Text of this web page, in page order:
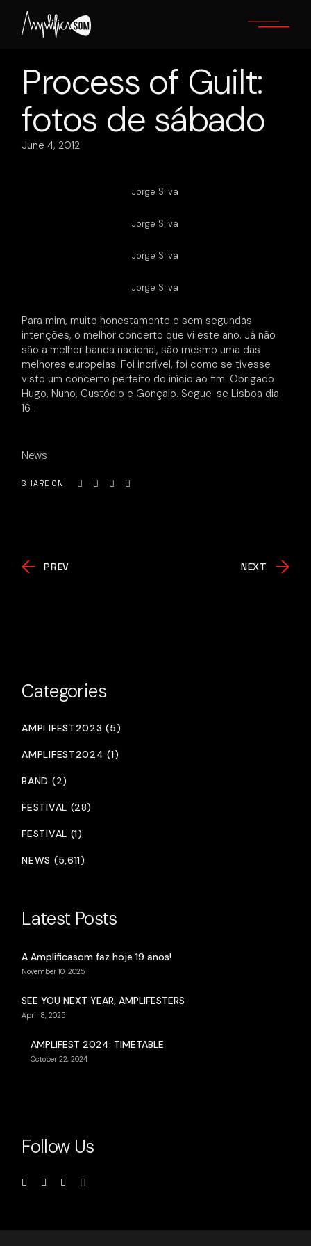
content
Process of Guilt:
fotos de sábado
June 4, 2012
Jorge Silva
Jorge Silva
Jorge Silva
Jorge Silva
Para mim, muito honestamente e sem segundas
intenções, o melhor concerto que vi este ano. Já não
são a melhor banda nacional, são mesmo uma das
melhores europeias. Foi incrível, foi como se tivesse
visto um concerto perfeito do início ao fim. Obrigado
Hugo, Nuno, Custódio e Gonçalo. Segue-se Lisboa dia
16…
News
SHARE ON
PREV NEXT
Categories
AMPLIFEST2023 (5)
AMPLIFEST2024 (1)
BAND (2)
FESTIVAL (28)
FESTIVAL (1)
NEWS (5,611)
Latest Posts
A Amplificasom faz hoje 19 anos!
November 10, 2025
SEE YOU NEXT YEAR, AMPLIFESTERS
April 8, 2025
AMPLIFEST 2024: TIMETABLE
October 22, 2024
Follow Us